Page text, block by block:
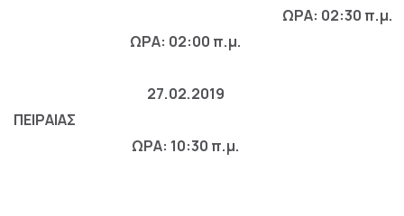
ΩΡΑ: 02:00 π.μ.
ΩΡΑ: 02:30 π.μ.
ΠΕΙΡΑΙΑΣ
27.02.2019
ΩΡΑ: 10:30 π.μ.